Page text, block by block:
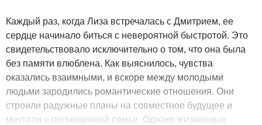
Каждый раз, когда Лиза встречалась с Дмитрием, ее
сердце начинало биться с невероятной быстротой. Это
свидетельствовало исключительно о том, что она была
без памяти влюблена. Как выяснилось, чувства
оказались взаимными, и вскоре между молодыми
людьми зародились романтические отношения. Они
строили радужные планы на совместное будущее и
мечтали о полноценной семье. Однако жизненные